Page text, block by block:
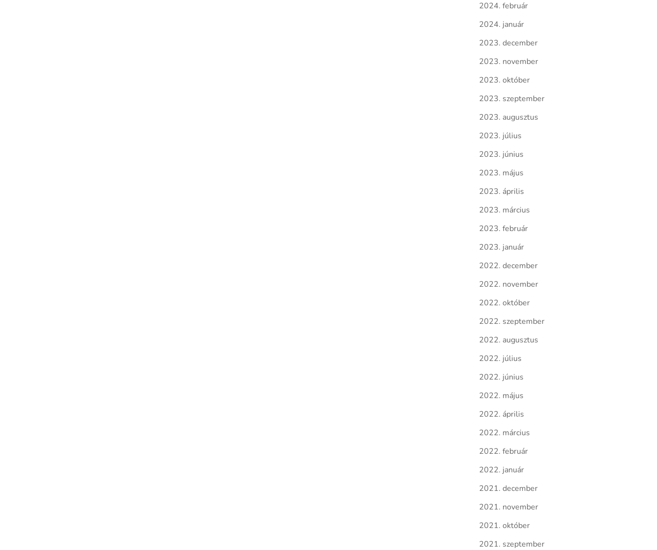
2024. február
2024. január
2023. december
2023. november
2023. október
2023. szeptember
2023. augusztus
2023. július
2023. június
2023. május
2023. április
2023. március
2023. február
2023. január
2022. december
2022. november
2022. október
2022. szeptember
2022. augusztus
2022. július
2022. június
2022. május
2022. április
2022. március
2022. február
2022. január
2021. december
2021. november
2021. október
2021. szeptember